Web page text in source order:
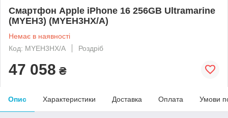
Смартфон Apple iPhone 16 256GB Ultramarine
(MYEH3) (MYEH3HX/A)
Немає в наявності
Код: MYEH3HX/A
Роздріб
47 058 ₴
Опис Характеристики Доставка Оплата Умови